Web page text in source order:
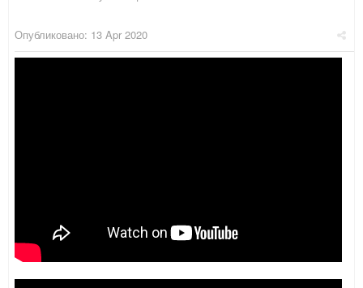
Опубликовано: 13 Apr 2020